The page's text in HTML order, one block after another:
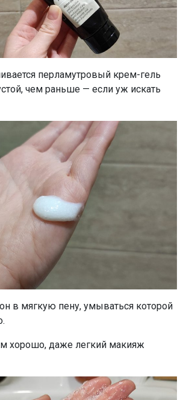
перламутровый крем-гель
чем раньше — если уж искать
в мягкую пену, умываться которой
хорошо, даже легкий макияж